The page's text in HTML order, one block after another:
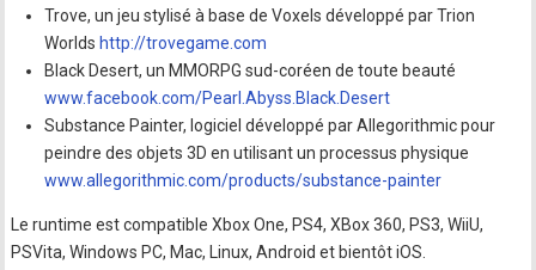
Trove, un jeu stylisé à base de Voxels développé par Trion
Worlds http://trovegame.com
Black Desert, un MMORPG sud-coréen de toute beauté
www.facebook.com/Pearl.Abyss.Black.Desert
Substance Painter, logiciel développé par Allegorithmic pour
peindre des objets 3D en utilisant un processus physique
www.allegorithmic.com/products/substance-painter
Le runtime est compatible Xbox One, PS4, XBox 360, PS3, WiiU,
PSVita, Windows PC, Mac, Linux, Android et bientôt iOS.